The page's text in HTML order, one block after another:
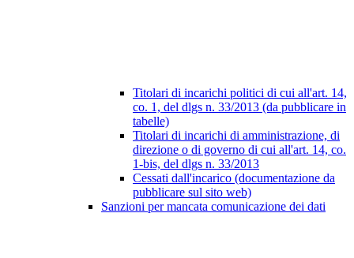
Titolari di incarichi politici di cui all'art. 14,
co. 1, del dlgs n. 33/2013 (da pubblicare in
tabelle)
Titolari di incarichi di amministrazione, di
direzione o di governo di cui all'art. 14, co.
1-bis, del dlgs n. 33/2013
Cessati dall'incarico (documentazione da
pubblicare sul sito web)
Sanzioni per mancata comunicazione dei dati